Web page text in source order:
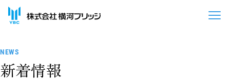
NEWS
新着情報